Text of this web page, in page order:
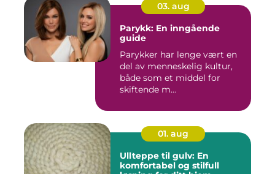
03. aug
Parykk: En inngående
guide
Parykker har lenge vært en
del av menneskelig kultur,
både som et middel for
skiftende m...
01. aug
Ullteppe til gulv: En
komfortabel og stilfull